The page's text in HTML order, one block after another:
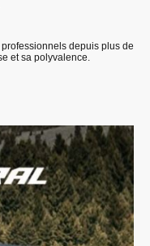
depuis plus de
et sa polyvalence.